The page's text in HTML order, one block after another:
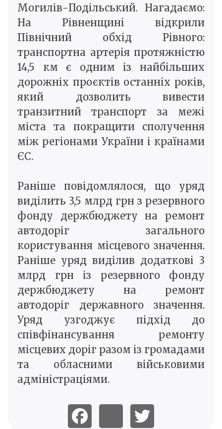
Могилів-Подільський. Нагадаємо:
На Рівненщині відкрили
Північний обхід Рівного:
транспортна артерія протяжністю
14,5 км є одним із найбільших
дорожніх проєктів останніх років,
який дозволить вивести
транзитний транспорт за межі
міста та покращити сполучення
між регіонами України і країнами
ЄС.
Раніше повідомлялося, що уряд
виділить 3,5 млрд грн з резервного
фонду держбюджету на ремонт
автодоріг загального
користування місцевого значення.
Раніше уряд виділив додаткові 3
млрд грн із резервного фонду
держбюджету на ремонт
автодоріг державного значення.
Уряд узгоджує підхід до
співфінансування ремонту
місцевих доріг разом із громадами
та обласними військовими
адміністраціями.